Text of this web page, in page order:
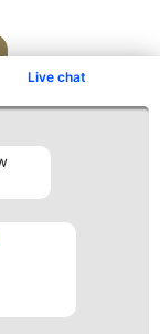
Live chat